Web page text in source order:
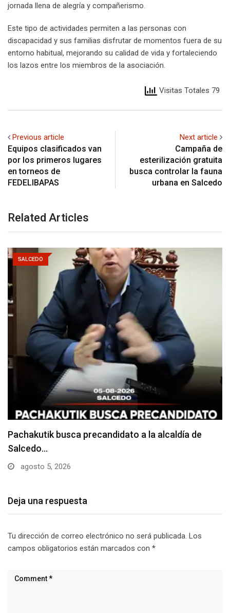
jornada llena de alegría y compañerismo.
Este tipo de actividades permiten a las personas con
discapacidad y sus familias disfrutar de momentos fuera de su
entorno habitual, mejorando su calidad de vida y fortaleciendo
los lazos entre los miembros de la asociación.
Visitas Totales 79
Previous article
Equipos clasificados van
por los primeros lugares
en torneos de
FEDELIBAPAS
Next article
Campaña de
esterilización gratuita
busca controlar la fauna
urbana en Salcedo
Related Articles
SALCEDO
Choque entre dos camiones deja daños materiales
junio 24, 2026
Deja una respuesta
Tu dirección de correo electrónico no será publicada. Los
campos obligatorios están marcados con *